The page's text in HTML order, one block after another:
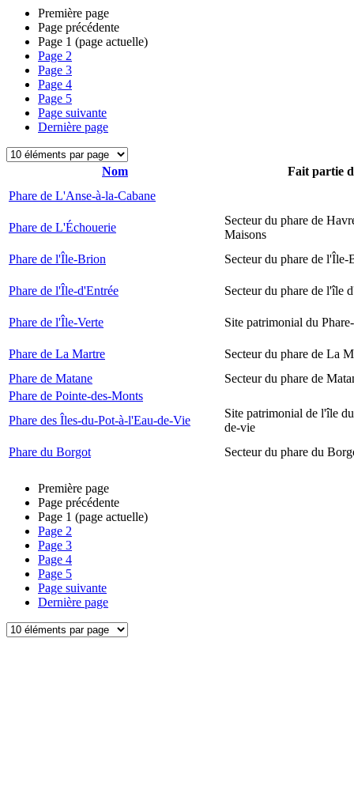
Première page
Page précédente
Page 1 (page actuelle)
Page 2
Page 3
Page 4
Page 5
Page suivante
Dernière page
Nom
Fait partie
Phare de L'Anse-à-la-Cabane
Phare de L'Échouerie
Secteur du phare de
Maisons
Phare de l'Île-Brion
Secteur du phare de l'Île-
Phare de l'Île-d'Entrée Secteur du phare de l'île
Phare de l'Île-Verte Site patrimonial du
Phare de La Martre
Secteur du phare de La
Phare de Matane
Secteur du phare de
Phare de Pointe-des-Monts
Phare des Îles-du-Pot-à-l'Eau-de-Vie
Site patrimonial de l'île
de-vie
Phare du Borgot
Secteur du phare du
Première page
Page précédente
Page 1 (page actuelle)
Page 2
Page 3
Page 4
Page 5
Page suivante
Dernière page